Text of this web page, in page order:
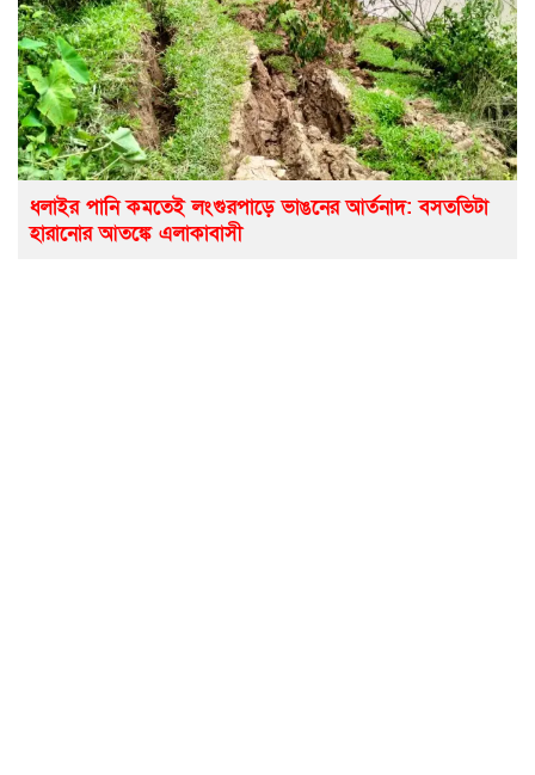
ধলাইর পানি কমতেই লংগুরপাড়ে ভাঙনের আর্তনাদ: বসতভিটা
হারানোর আতঙ্কে এলাকাবাসী